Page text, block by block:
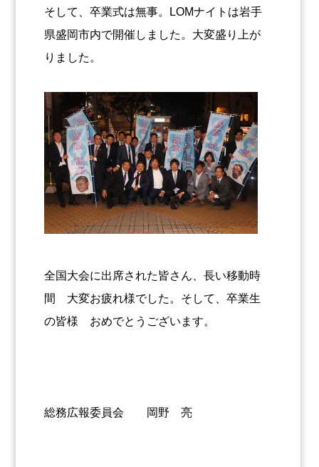
そして、卒業式は無事。LOMナイトは岩手
県盛岡市内で開催しました。大変盛り上が
りました。
全国大会に出席された皆さん、長い移動時
間 大変お疲れ様でした。そして、卒業生
の皆様 おめでとうございます。
総務広報委員会 岡野 亮